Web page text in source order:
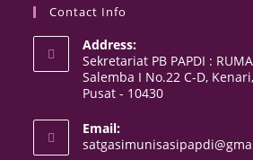
Contact Info
Address:
Sekretariat PB PAPDI :
Salemba I No.22 C-D,
Pusat - 10430
Email: